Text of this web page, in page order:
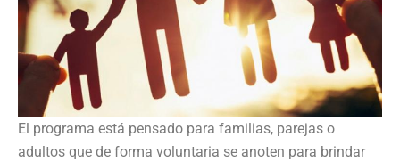
El programa está pensado para familias, parejas o
adultos que de forma voluntaria se anoten para brindar